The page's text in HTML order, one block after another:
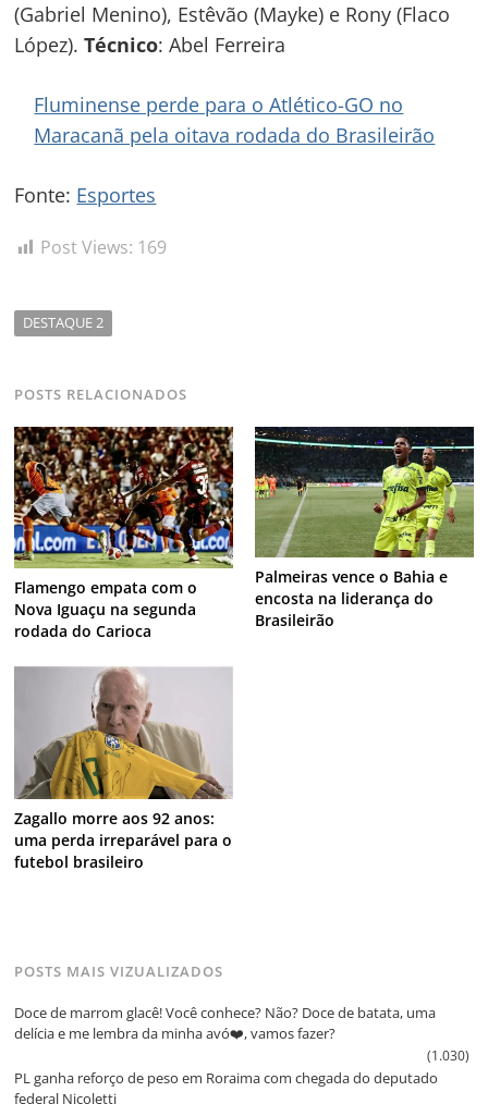
(Gabriel Menino), Estêvão (Mayke) e Rony (Flaco
López).Técnico: Abel Ferreira
Fluminense perde para o Atlético-GO no
Maracanã pela oitava rodada do Brasileirão
Fonte: Esportes
Post Views: 169
DESTAQUE 2
POSTS RELACIONADOS
Flamengo empata com o
Nova Iguaçu na segunda
rodada do Carioca
Palmeiras vence o Bahia e
encosta na liderança do
Brasileirão
Zagallo morre aos 92 anos:
uma perda irreparável para o
futebol brasileiro
POSTS MAIS VIZUALIZADOS
Doce de marrom glacê! Você conhece? Não? Doce de batata, uma
delícia e me lembra da minha avó❤️, vamos fazer?
(1.030)
PL ganha reforço de peso em Roraima com chegada do deputado
federal Nicoletti